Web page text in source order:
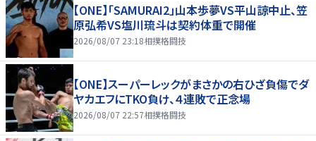
【ONE】「SAMURAI2」山本歩夢VS平山諒中止、笠
原弘希VS塩川琉斗は契約体重で開催
2026/08/07 23:18相撲格闘技
【ONE】スーパーレックがまさかの右ひざ負傷でダ
ヤカエフにTKO負け、４連敗で正念場
2026/08/07 22:57相撲格闘技